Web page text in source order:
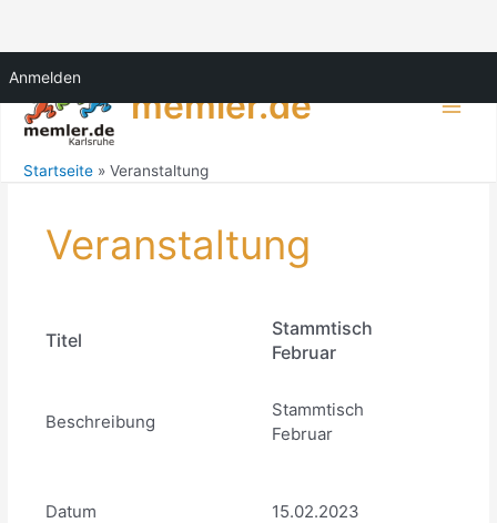
Anmelden
Inhalt
springen
memler.de
Startseite Veranstaltung
Veranstaltung
Titel
Stammtisch
Februar
Beschreibung
Stammtisch
Februar
Datum
15.02.2023